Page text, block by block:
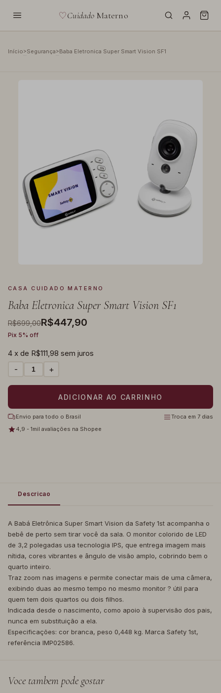
Cuidado Materno
Início>Segurança>Baba Eletronica Super Smart Vision SF1
CASA CUIDADO MATERNO
Baba Eletronica Super Smart Vision SF1
R$699,00R$447,90
Pix 5% off
4 x de R$111,98 sem juros
- +
Envio para todo o Brasil
Troca em 7 dias
4,9 - 1mil avaliações na Shopee
Descricao
A Babá Eletrônica Super Smart Vision da Safety 1st acompanha o
bebê de perto sem tirar você da sala. O monitor colorido de LED
de 3,2 polegadas usa tecnologia IPS, que entrega imagem mais
nítida, cores vibrantes e ângulo de visão amplo, cobrindo bem o
quarto inteiro.
Traz zoom nas imagens e permite conectar mais de uma câmera,
exibindo duas ao mesmo tempo no mesmo monitor ? útil para
quem tem dois quartos ou dois filhos.
Indicada desde o nascimento, como apoio à supervisão dos pais,
nunca em substituição a ela.
Especificações: cor branca, peso 0,448 kg. Marca Safety 1st,
referência IMP02586.
Voce tambem pode gostar